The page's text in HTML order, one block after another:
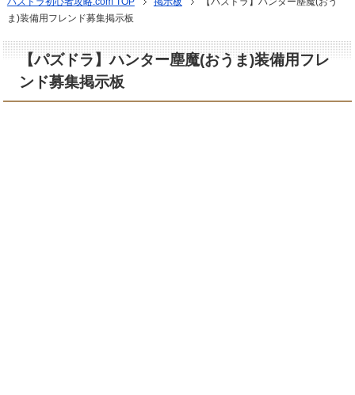
ま)装備用フレンド募集掲示板
【パズドラ】ハンター塵魔(おうま)装備用フレ
ンド募集掲示板